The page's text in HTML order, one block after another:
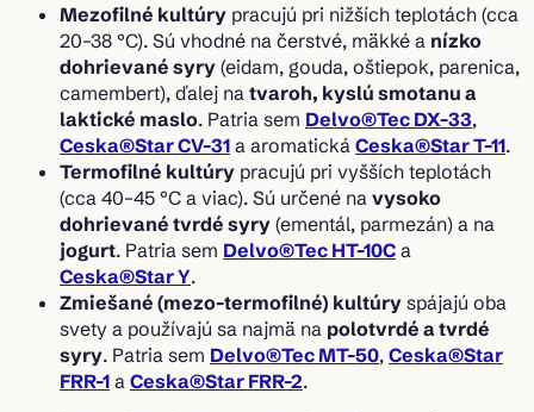
p
r
v
k
y
v
ý
p
i
s
u
Mezofilné kultúry pracujú pri nižších teplotách (cca
20–38 °C). Sú vhodné na čerstvé, mäkké a nízko
dohrievané syry (eidam, gouda, oštiepok, parenica,
camembert), ďalej na tvaroh, kyslú smotanu a
laktické maslo. Patria sem Delvo®Tec DX-33,
Ceska®Star CV-31 a aromatická Ceska®Star T-11.
Termofilné kultúry pracujú pri vyšších teplotách
(cca 40–45 °C a viac). Sú určené na vysoko
dohrievané tvrdé syry (ementál, parmezán) a na
jogurt. Patria sem Delvo®Tec HT-10C a
Ceska®Star Y.
Zmiešané (mezo-termofilné) kultúry spájajú oba
svety a používajú sa najmä na polotvrdé a tvrdé
syry. Patria sem Delvo®Tec MT-50, Ceska®Star
FRR-1 a Ceska®Star FRR-2.